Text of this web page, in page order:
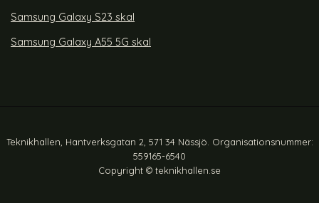
Samsung Galaxy S23 skal
Samsung Galaxy A55 5G skal
Teknikhallen, Hantverksgatan 2, 571 34 Nässjö. Organisationsnummer:
559165-6540
Copyright © teknikhallen.se